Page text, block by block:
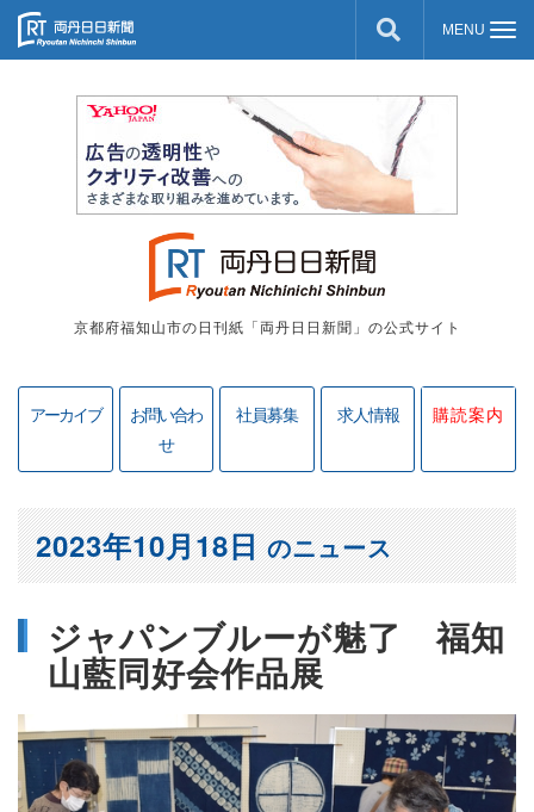
京都府福知山市の日刊紙「両丹日日新聞」の公式サイト
アーカイブ
お問い合わ
せ
社員募集 求人情報 購読案内
ジャパンブルーが魅了 福知
山藍同好会作品展
2023年10月18日のニュース